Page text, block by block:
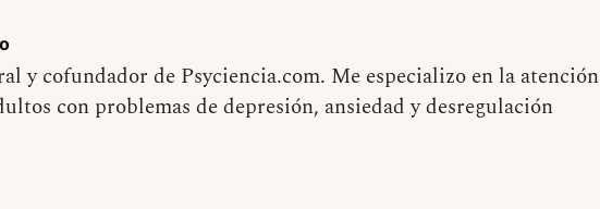
y cofundador de Psyciencia.com. Me especializo en la atención
con problemas de depresión, ansiedad y desregulación